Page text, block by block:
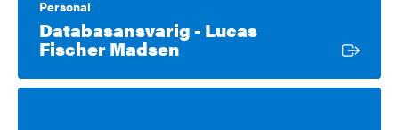
Personal
Databasansvarig - Lucas
Fischer MadsenExtern länk